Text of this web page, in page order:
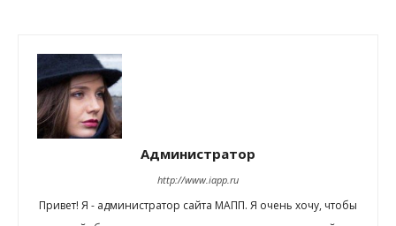
Администратор
http://www.iapp.ru
Привет! Я - администратор сайта МАПП. Я очень хочу, чтобы